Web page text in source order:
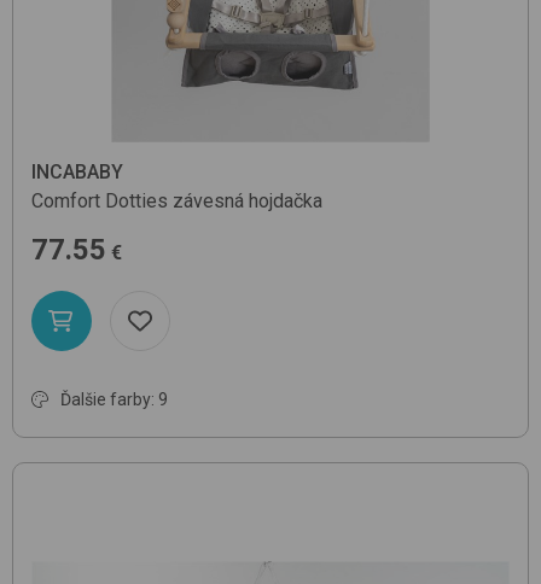
INCABABY
Comfort Dotties závesná hojdačka
77.55 €
Ďalšie farby: 9